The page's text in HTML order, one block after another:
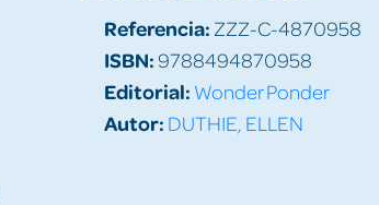
Referencia: ZZZ-C-4870958
ISBN:9788494870958
Editorial: Wonder Ponder
Autor: DUTHIE, ELLEN